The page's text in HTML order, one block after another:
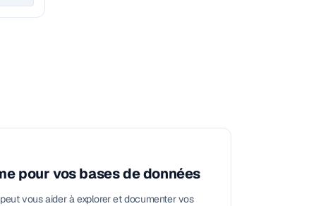
pour vos bases de données
vous aider à explorer et documenter vos